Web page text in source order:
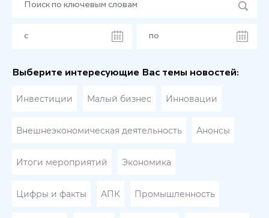
Выберите интересующие Вас темы новостей:
Инвестиции Малый бизнес Инновации
Внешнеэкономическая деятельность Анонсы
Итоги мероприятий Экономика
Цифры и факты АПК Промышленность